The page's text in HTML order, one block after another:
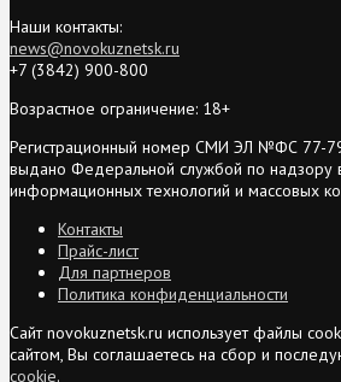
Наши контакты:
news@novokuznetsk.ru
+7 (3842) 900-800
Возрастное ограничение: 18+
Регистрационный номер СМИ ЭЛ №ФС 77-
выдано Федеральной службой по надзору
информационных технологий и массовых
Контакты
Прайс-лист
Для партнеров
Политика конфиденциальности
Сайт novokuznetsk.ru использует файлы
сайтом, Вы соглашаетесь на сбор и
cookie.